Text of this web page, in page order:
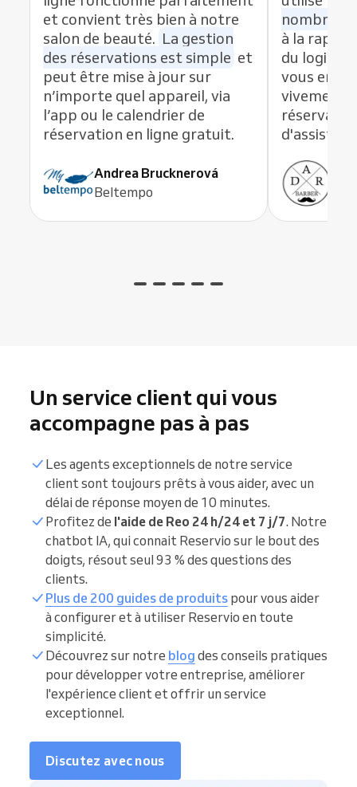
et convient très bien à notre
salon de beauté. La gestion
des réservations est simple et
peut être mise à jour sur
n’importe quel appareil, via
l’app ou le calendrier de
réservation en ligne gratuit.
Andrea Brucknerová
Beltempo
nombre
à la
du logiciel
vous en
vivement
Un service client qui vous
accompagne pas à pas
Les agents exceptionnels de notre service
client sont toujours prêts à vous aider, avec un
délai de réponse moyen de 10 minutes.
Profitez de l'aide de Reo 24 h/24 et 7 j/7. Notre
chatbot IA, qui connait Reservio sur le bout des
doigts, résout seul 93 % des questions des
clients.
Plus de 200 guides de produits pour vous aider
à configurer et à utiliser Reservio en toute
simplicité.
Découvrez sur notre blog des conseils pratiques
pour développer votre entreprise, améliorer
l'expérience client et offrir un service
exceptionnel.
Discutez avec nous